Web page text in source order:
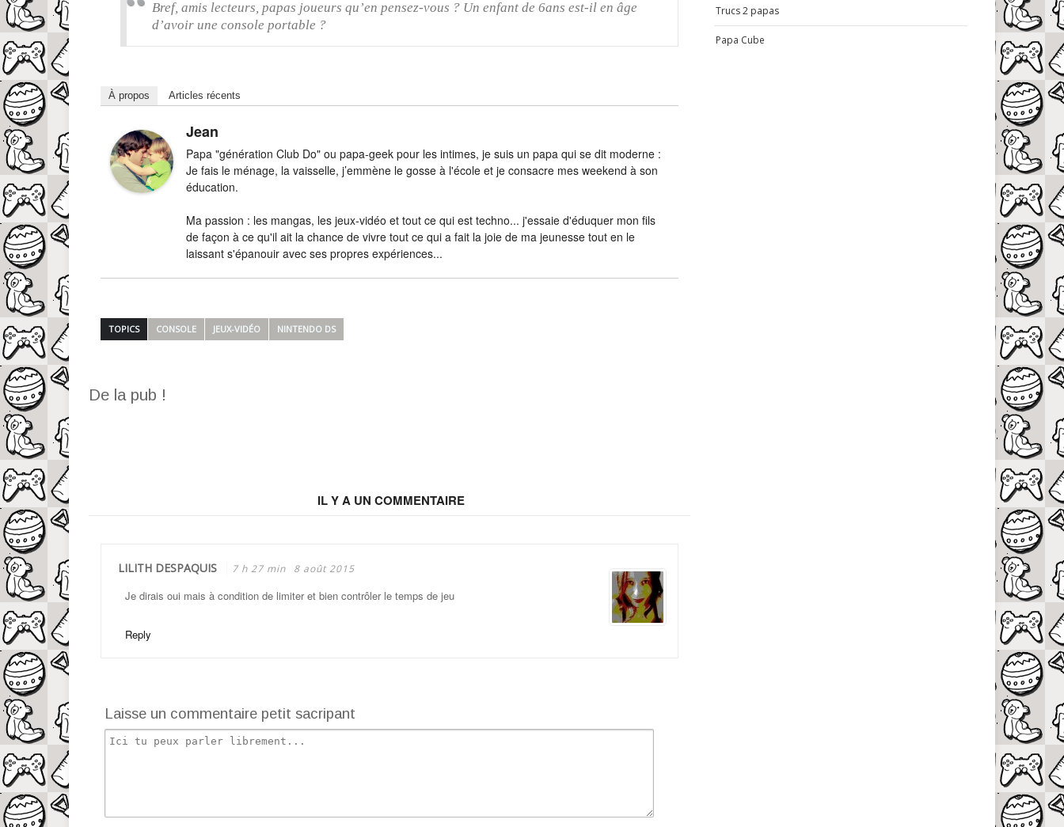
Bref, amis lecteurs, papas joueurs qu’en pensez-vous ? Un enfant de 6ans est-il en âge
d’avoir une console portable ?
À propos Articles récents
Jean
Papa "génération Club Do" ou papa-geek pour les intimes, je suis un papa qui se dit moderne :
Je fais le ménage, la vaisselle, j’emmène le gosse à l'école et je consacre mes weekend à son
éducation.
Ma passion : les mangas, les jeux-vidéo et tout ce qui est techno... j'essaie d'éduquer mon fils
de façon à ce qu'il ait la chance de vivre tout ce qui a fait la joie de ma jeunesse tout en le
laissant s'épanouir avec ses propres expériences...
TOPICS CONSOLE JEUX-VIDÉO NINTENDO DS
De la pub !
IL Y A UN COMMENTAIRE
LILITH DESPAQUIS 7 h 27 min 8 août 2015
Je dirais oui mais à condition de limiter et bien contrôler le temps de jeu
Reply
Laisse un commentaire petit sacripant
Trucs 2 papas
Papa Cube